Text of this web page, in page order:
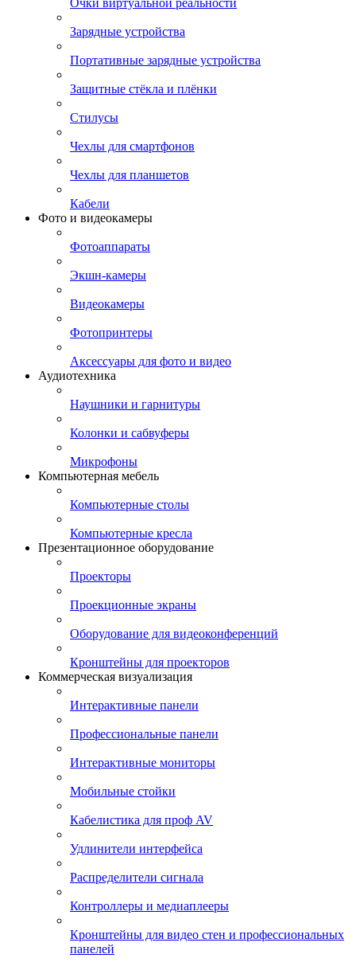
Очки виртуальной реальности
Зарядные устройства
Портативные зарядные устройства
Защитные стёкла и плёнки
Стилусы
Чехлы для смартфонов
Чехлы для планшетов
Кабели
Фото и видеокамеры
Фотоаппараты
Экшн-камеры
Видеокамеры
Фотопринтеры
Аксессуары для фото и видео
Аудиотехника
Наушники и гарнитуры
Колонки и сабвуферы
Микрофоны
Компьютерная мебель
Компьютерные столы
Компьютерные кресла
Презентационное оборудование
Проекторы
Проекционные экраны
Оборудование для видеоконференций
Кронштейны для проекторов
Коммерческая визуализация
Интерактивные панели
Профессиональные панели
Интерактивные мониторы
Мобильные стойки
Кабелистика для проф AV
Удлинители интерфейса
Распределители сигнала
Контроллеры и медиаплееры
Кронштейны для видео стен и профессиональных
панелей